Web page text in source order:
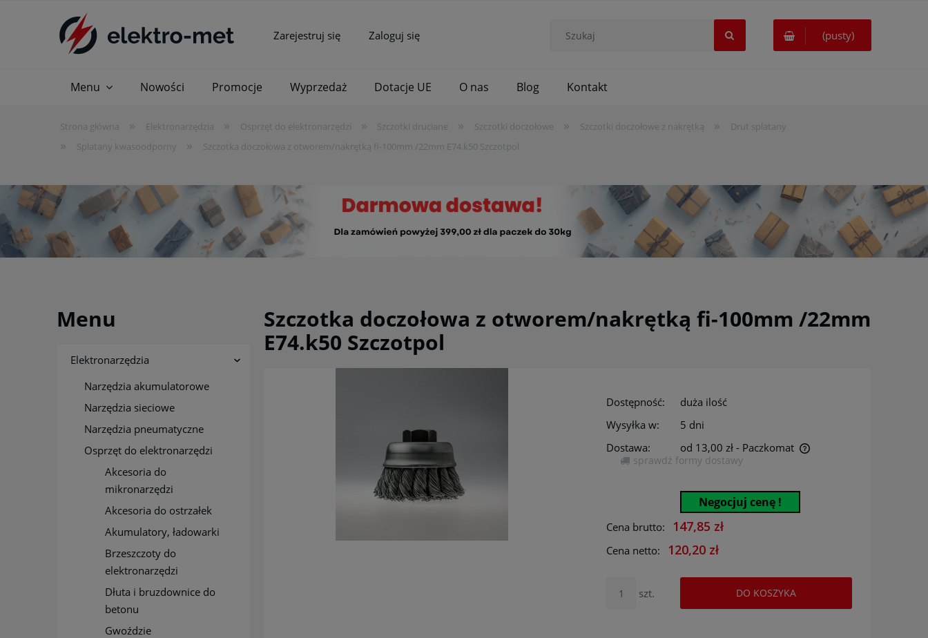
(pusty)
Zarejestruj się Zaloguj się
Menu Nowości Promocje Wyprzedaż Dotacje UE O nas Blog Kontakt
Strona główna » Elektronarzędzia » Osprzęt do elektronarzędzi » Szczotki druciane » Szczotki doczołowe » Szczotki doczołowe z nakrętką » Drut splatany
» Splatany kwasoodporny » Szczotka doczołowa z otworem/nakrętką fi-100mm /22mm E74.k50 Szczotpol
Menu
Elektronarzędzia
Narzędzia akumulatorowe
Narzędzia sieciowe
Narzędzia pneumatyczne
Osprzęt do elektronarzędzi
Akcesoria do
mikronarzędzi
Akcesoria do ostrzałek
Akumulatory, ładowarki
Brzeszczoty do
elektronarzędzi
Dłuta i bruzdownice do
betonu
Gwoździe
Szczotka doczołowa z otworem/nakrętką fi-100mm /22mm
E74.k50 Szczotpol
Dostępność:
duża ilość
Wysyłka w:
5 dni
Dostawa:
od 13,00 zł - Paczkomat
sprawdź formy dostawy
Negocjuj cenę !
Cena brutto: 147,85 zł
Cena netto: 120,20 zł
szt. DO KOSZYKA